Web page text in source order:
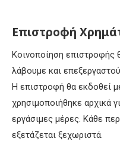
Επιστροφή
Κοινοποίηση επιστροφής
λάβουμε και
Η επιστροφή θα εκδοθεί
χρησιμοποιήθηκε αρχικά
εργάσιμες μέρες. Κάθε
εξετάζεται ξεχωριστά.